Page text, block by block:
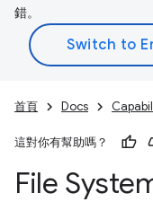
錯。
首頁 Docs
這對你有幫助嗎？
File